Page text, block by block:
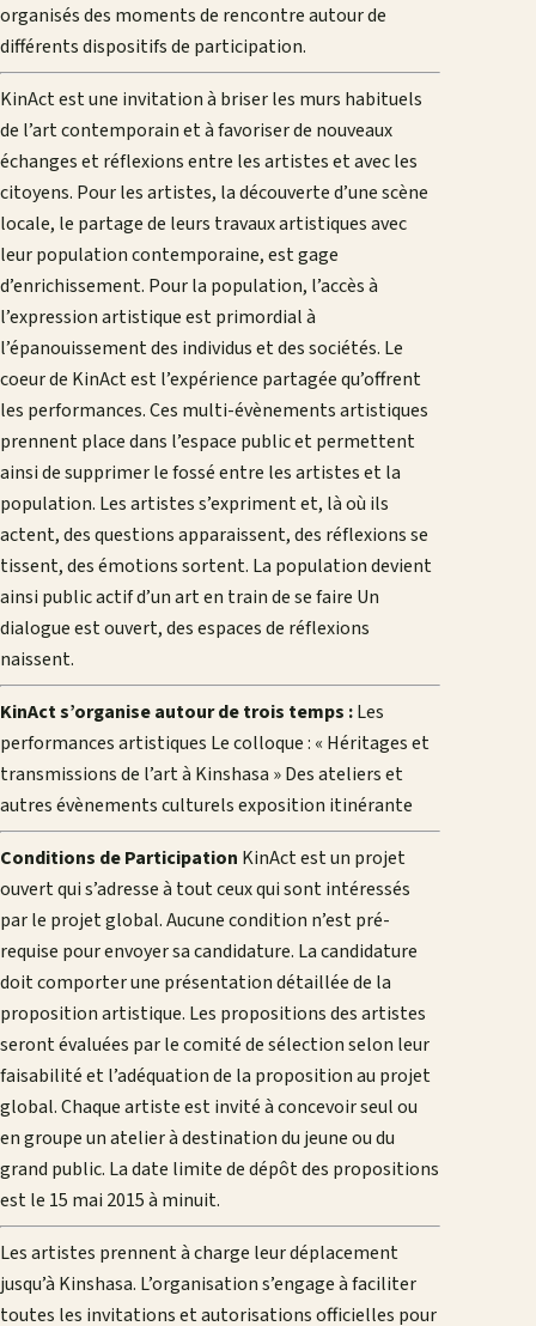
organisés des moments de rencontre autour de
différents dispositifs de participation.
KinAct est une invitation à briser les murs habituels
de l’art contemporain et à favoriser de nouveaux
échanges et réflexions entre les artistes et avec les
citoyens. Pour les artistes, la découverte d’une scène
locale, le partage de leurs travaux artistiques avec
leur population contemporaine, est gage
d’enrichissement. Pour la population, l’accès à
l’expression artistique est primordial à
l’épanouissement des individus et des sociétés. Le
coeur de KinAct est l’expérience partagée qu’offrent
les performances. Ces multi-évènements artistiques
prennent place dans l’espace public et permettent
ainsi de supprimer le fossé entre les artistes et la
population. Les artistes s’expriment et, là où ils
actent, des questions apparaissent, des réflexions se
tissent, des émotions sortent. La population devient
ainsi public actif d’un art en train de se faire Un
dialogue est ouvert, des espaces de réflexions
naissent.
KinAct s’organise autour de trois temps :Les
performances artistiques Le colloque : « Héritages et
transmissions de l’art à Kinshasa » Des ateliers et
autres évènements culturels exposition itinérante
Conditions de Participation KinAct est un projet
ouvert qui s’adresse à tout ceux qui sont intéressés
par le projet global. Aucune condition n’est pré-
requise pour envoyer sa candidature. La candidature
doit comporter une présentation détaillée de la
proposition artistique. Les propositions des artistes
seront évaluées par le comité de sélection selon leur
faisabilité et l’adéquation de la proposition au projet
global. Chaque artiste est invité à concevoir seul ou
en groupe un atelier à destination du jeune ou du
grand public. La date limite de dépôt des propositions
est le 15 mai 2015 à minuit.
Les artistes prennent à charge leur déplacement
jusqu’à Kinshasa. L’organisation s’engage à faciliter
toutes les invitations et autorisations officielles pour